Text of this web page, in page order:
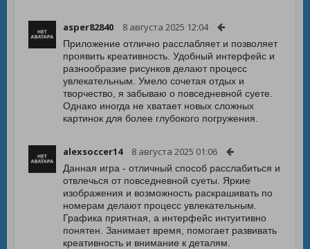
asper82840 8 августа 2025 12:04
Приложение отлично расслабляет и позволяет
проявить креативность. Удобный интерфейс и
разнообразие рисунков делают процесс
увлекательным. Умело сочетая отдых и
творчество, я забываю о повседневной суете.
Однако иногда не хватает новых сложных
картинок для более глубокого погружения.
alexsoccer14 8 августа 2025 01:06
Данная игра - отличный способ расслабиться и
отвлечься от повседневной суеты. Яркие
изображения и возможность раскрашивать по
номерам делают процесс увлекательным.
Графика приятная, а интерфейс интуитивно
понятен. Занимает время, помогает развивать
креативность и внимание к деталям.